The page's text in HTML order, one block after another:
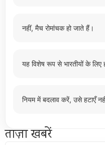
नहीं, मैच रोमांचक हो जाते हैं।
यह विशेष रूप से भारतीयों के लिए
नियम में बदलाव करें, उसे हटाएँ
ताज़ा खबरें